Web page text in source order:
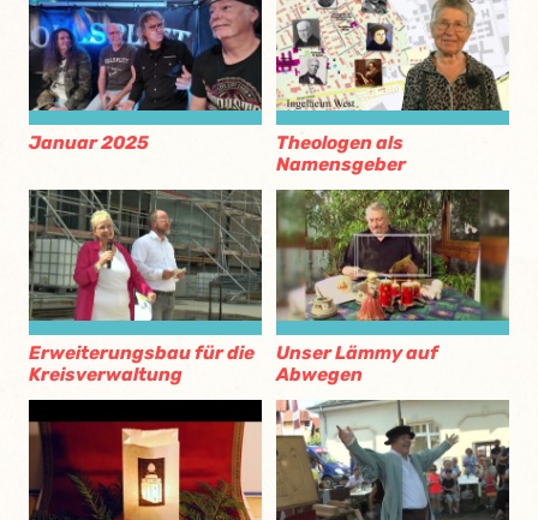
Januar 2025
Theologen als
Namensgeber
Erweiterungsbau für die
Kreisverwaltung
Unser Lämmy auf
Abwegen